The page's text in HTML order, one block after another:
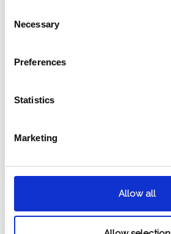
Selection
Necessary
Preferences
Statistics
Marketing
Allow all